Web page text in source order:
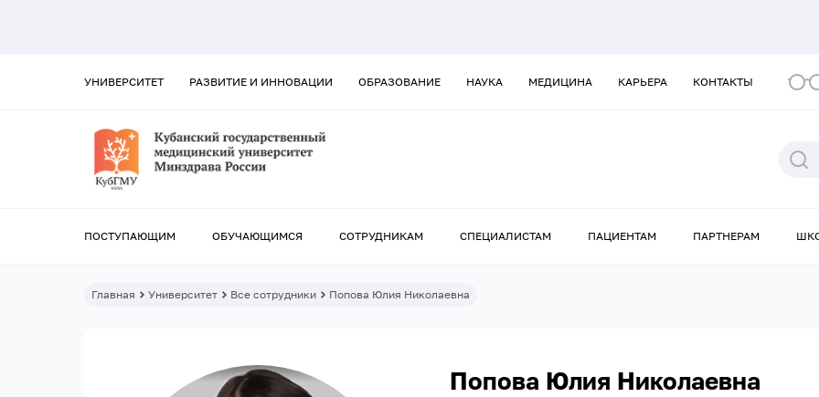
УНИВЕРСИТЕТ РАЗВИТИЕ И ИННОВАЦИИ ОБРАЗОВАНИЕ НАУКА МЕДИЦИНА КАРЬЕРА КОНТАКТЫ
ПОСТУПАЮЩИМ ОБУЧАЮЩИМСЯ СОТРУДНИКАМ СПЕЦИАЛИСТАМ ПАЦИЕНТАМ ПАРТНЕРАМ
Главная Университет Все сотрудники Попова Юлия Николаевна
Попова Юлия Николаевна